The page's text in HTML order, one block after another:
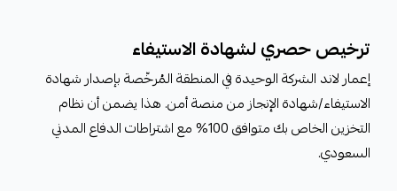
ترخيص حصري لشهادة الاستيفاء
إعمار لاند الشركة الوحيدة في المنطقة المُرخّصة بإصدار شهادة
الاستيفاء/شهادة الإنجاز من منصة أمن. هذا يضمن أن نظام
التخزين الخاص بك متوافق 100% مع اشتراطات الدفاع المدني
السعودي.